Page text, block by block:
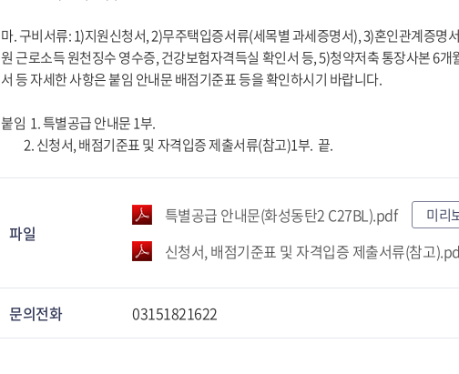
마. 구비서류: 1)지원신청서, 2)무주택입증서류(세목별 과세증명서), 3)혼인관계증명
원 근로소득 원천징수 영수증, 건강보험자격득실 확인서 등, 5)청약저축 통장사본 6개
서 등 자세한 사항은 붙임 안내문 배점기준표 등을 확인하시기 바랍니다.
붙임 1. 특별공급 안내문 1부.
2. 신청서, 배점기준표 및 자격입증 제출서류(참고)1부. 끝.
파일
특별공급 안내문(화성동탄2 C27BL).pdf 미리
신청서, 배점기준표 및 자격입증 제출서류(참고
문의전화 03151821622